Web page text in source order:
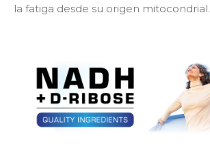
la fatiga desde su origen mitocondrial.